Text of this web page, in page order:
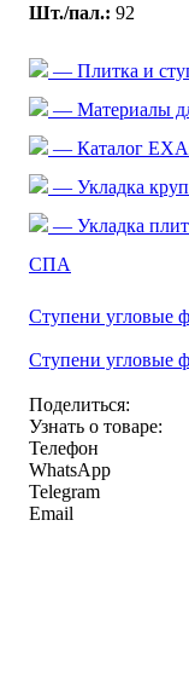
Шт./пал.: 92
— Плитка и
— Материалы
— Каталог
— Укладка
— Укладка
СПА
Ступени угловые
Ступени угловые
Поделиться:
Узнать о товаре:
Телефон
WhatsApp
Telegram
Email